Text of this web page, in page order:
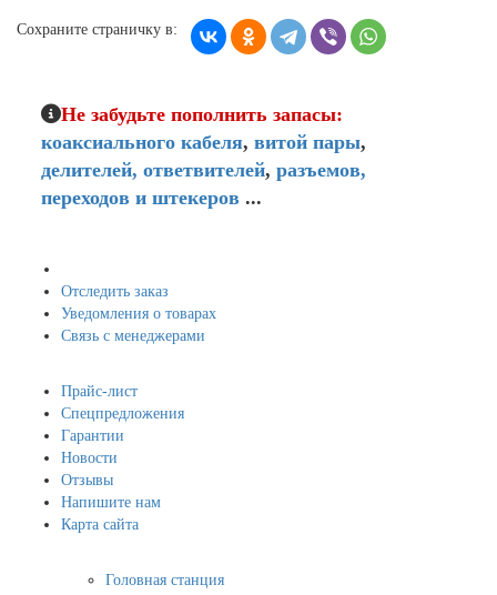
Сохраните страничку в:
Не забудьте пополнить запасы:
коаксиального кабеля, витой пары,
делителей, ответвителей, разъемов,
переходов и штекеров ...
Отследить заказ
Уведомления о товарах
Связь с менеджерами
Прайс-лист
Спецпредложения
Гарантии
Новости
Отзывы
Напишите нам
Карта сайта
Головная станция